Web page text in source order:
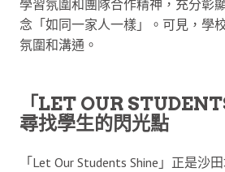
學習氛圍和團隊合作精神，充分彰
念「如同一家人一樣」。可見，學
氛圍和溝通。
「LET OUR
尋找學生的閃光點
「Let Our Students Shine」正是沙